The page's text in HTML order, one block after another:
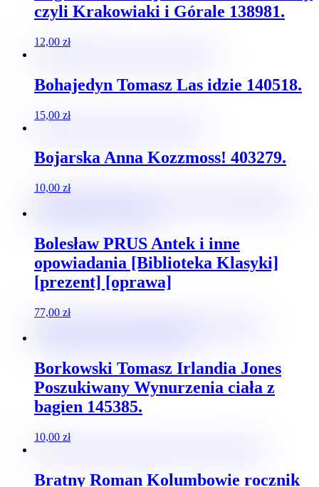
czyli Krakowiaki i Górale 138981.
12,00 zł
Bohajedyn Tomasz Las idzie 140518.
15,00 zł
Bojarska Anna Kozzmoss! 403279.
10,00 zł
Bolesław PRUS Antek i inne
opowiadania [Biblioteka Klasyki]
[prezent] [oprawa]
77,00 zł
Borkowski Tomasz Irlandia Jones
Poszukiwany Wynurzenia ciała z
bagien 145385.
10,00 zł
Bratny Roman Kolumbowie rocznik